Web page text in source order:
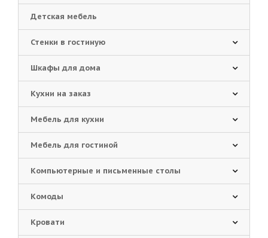
Детская мебель
Стенки в гостиную
Шкафы для дома
Кухни на заказ
Мебель для кухни
Мебель для гостиной
Компьютерные и письменные столы
Комоды
Кровати